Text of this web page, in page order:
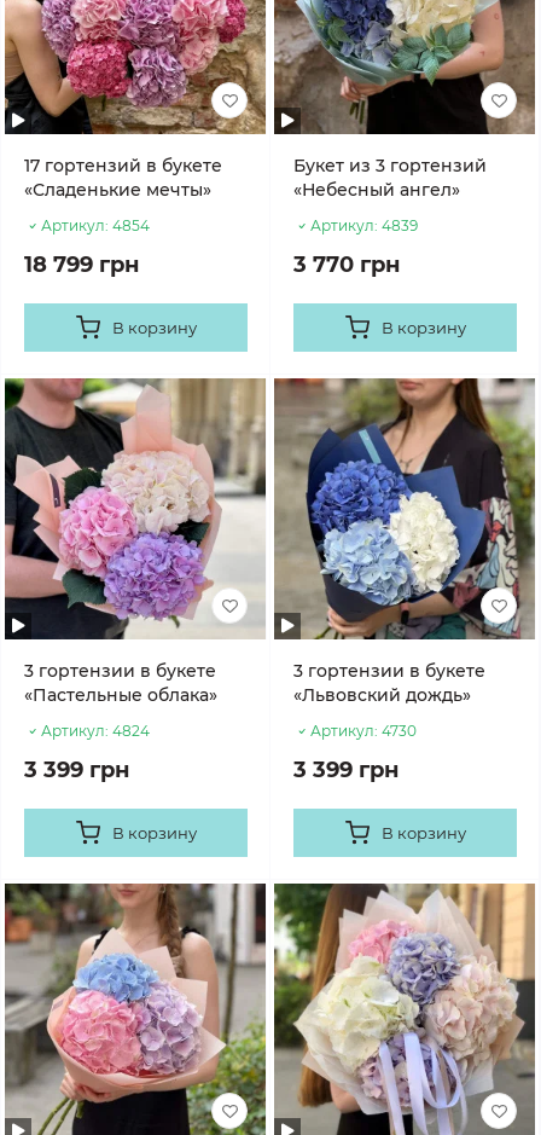
17 гортензий в букете
«Сладенькие мечты»
Артикул: 4854
18 799 грн
В корзину
Букет из 3 гортензий
«Небесный ангел»
Артикул: 4839
3 770 грн
В корзину
3 гортензии в букете
«Пастельные облака»
Артикул: 4824
3 399 грн
В корзину
3 гортензии в букете
«Львовский дождь»
Артикул: 4730
3 399 грн
В корзину